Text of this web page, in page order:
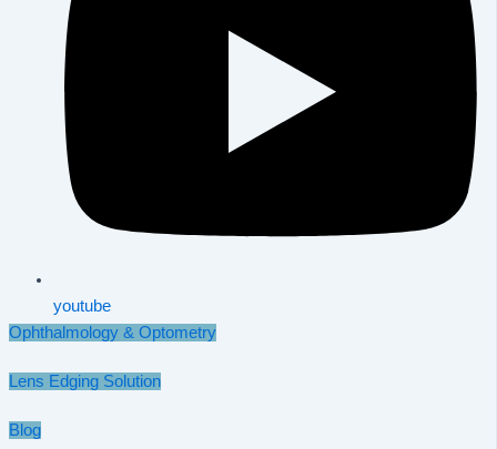
youtube
Ophthalmology & Optometry
Lens Edging Solution
Blog